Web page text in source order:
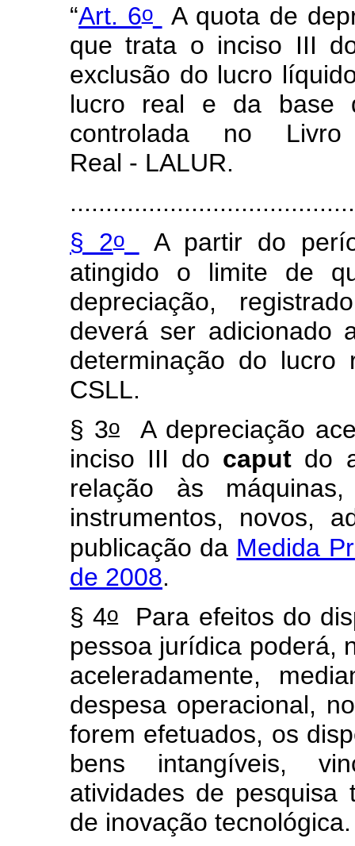
“Art. 6o
A quota de
que trata o inciso III
exclusão do lucro
lucro real e da base
controlada no
Real - LALUR.
§ 2o
A partir do
atingido o limite de
depreciação,
deverá ser adicionado
determinação do
CSLL.
§ 3oA depreciação
inciso III do caput do
relação às
instrumentos, novos,
publicação da Medida
de 2008.
§ 4oPara efeitos do
pessoa jurídica poderá,
aceleradamente,
despesa operacional,
forem efetuados, os
bens intangíveis,
atividades de pesquisa
de inovação